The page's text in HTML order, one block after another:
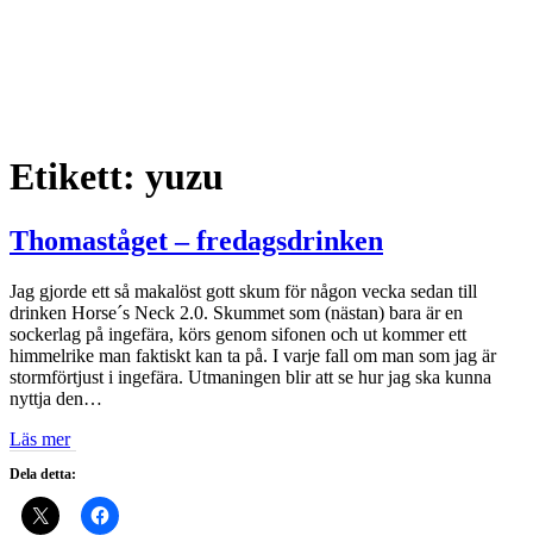
Etikett: yuzu
Thomaståget – fredagsdrinken
Jag gjorde ett så makalöst gott skum för någon vecka sedan till
drinken Horse´s Neck 2.0. Skummet som (nästan) bara är en
sockerlag på ingefära, körs genom sifonen och ut kommer ett
himmelrike man faktiskt kan ta på. I varje fall om man som jag är
stormförtjust i ingefära. Utmaningen blir att se hur jag ska kunna
nyttja den…
Läs mer
Dela detta: